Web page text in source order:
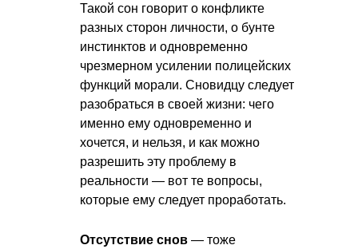
Такой сон говорит о конфликте
разных сторон личности, о бунте
инстинктов и одновременно
чрезмерном усилении полицейских
функций морали. Сновидцу следует
разобраться в своей жизни: чего
именно ему одновременно и
хочется, и нельзя, и как можно
разрешить эту проблему в
реальности — вот те вопросы,
которые ему следует проработать.
Отсутствие снов — тоже